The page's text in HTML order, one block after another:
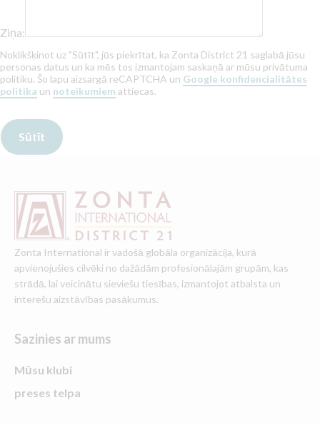
Ziņa:
Noklikšķinot uz "Sūtīt", jūs piekrītat, ka Zonta District 21 saglabā jūsu
personas datus un ka mēs tos izmantojam saskaņā ar mūsu privātuma
politiku. Šo lapu aizsargā reCAPTCHA un Google konfidencialitātes
politika un noteikumiem attiecas.
Zonta International ir vadošā globāla organizācija, kurā
apvienojušies cilvēki no dažādām profesionālajām grupām, kas
strādā, lai veicinātu sieviešu tiesības, izmantojot atbalsta un
interešu aizstāvības pasākumus.
Sazinies ar mums
Mūsu klubi
preses telpa